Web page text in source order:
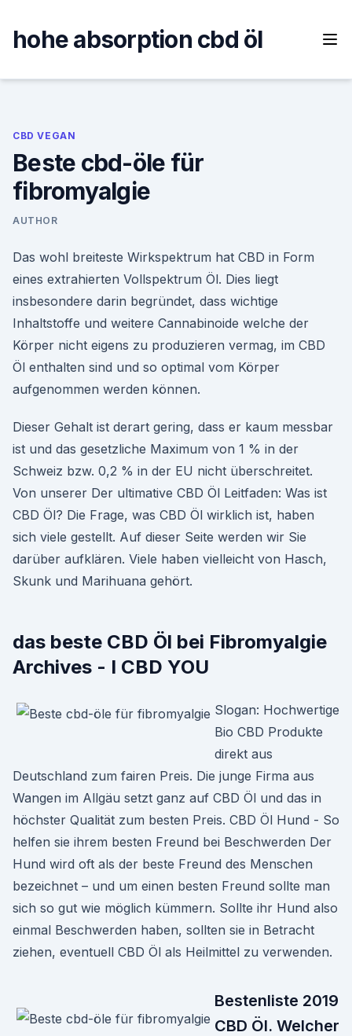
content
hohe absorption cbd öl
CBD VEGAN
Beste cbd-öle für
fibromyalgie
AUTHOR
Das wohl breiteste Wirkspektrum hat CBD in Form
eines extrahierten Vollspektrum Öl. Dies liegt
insbesondere darin begründet, dass wichtige
Inhaltstoffe und weitere Cannabinoide welche der
Körper nicht eigens zu produzieren vermag, im CBD
Öl enthalten sind und so optimal vom Körper
aufgenommen werden können.
Dieser Gehalt ist derart gering, dass er kaum messbar
ist und das gesetzliche Maximum von 1 % in der
Schweiz bzw. 0,2 % in der EU nicht überschreitet.
Von unserer Der ultimative CBD Öl Leitfaden: Was ist
CBD Öl? Die Frage, was CBD Öl wirklich ist, haben
sich viele gestellt. Auf dieser Seite werden wir Sie
darüber aufklären. Viele haben vielleicht von Hasch,
Skunk und Marihuana gehört.
das beste CBD Öl bei Fibromyalgie
Archives - I CBD YOU
Slogan: Hochwertige
Bio CBD Produkte
direkt aus
Deutschland zum fairen Preis. Die junge Firma aus
Wangen im Allgäu setzt ganz auf CBD Öl und das in
höchster Qualität zum besten Preis. CBD Öl Hund - So
helfen sie ihrem besten Freund bei Beschwerden Der
Hund wird oft als der beste Freund des Menschen
bezeichnet – und um einen besten Freund sollte man
sich so gut wie möglich kümmern. Sollte ihr Hund also
einmal Beschwerden haben, sollten sie in Betracht
ziehen, eventuell CBD Öl als Heilmittel zu verwenden.
Bestenliste 2019
CBD Öl. Welcher